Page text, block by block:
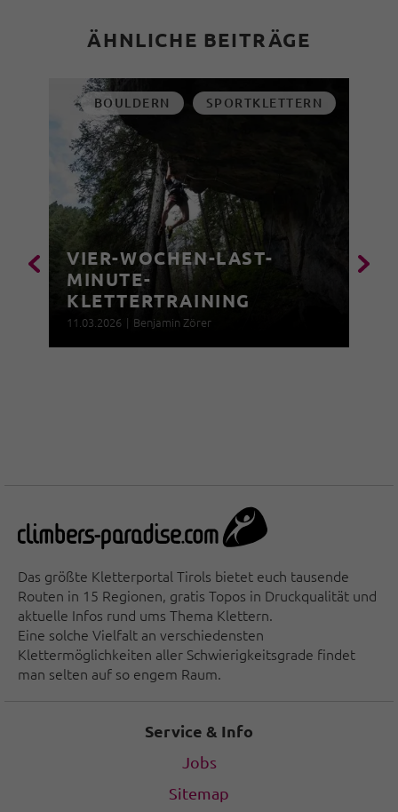
ÄHNLICHE BEITRÄGE
BOULDERN SPORTKLETTERN
VIER-WOCHEN-LAST-
MINUTE-
KLETTERTRAINING
11.03.2026 | Benjamin Zörer
Das größte Kletterportal Tirols bietet euch tausende
Routen in 15 Regionen, gratis Topos in Druckqualität und
aktuelle Infos rund ums Thema Klettern.
Eine solche Vielfalt an verschiedensten
Klettermöglichkeiten aller Schwierigkeitsgrade findet
man selten auf so engem Raum.
Service & Info
Jobs
Sitemap